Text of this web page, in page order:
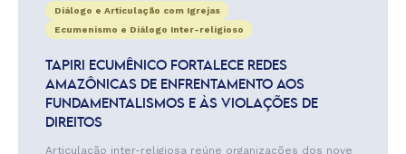
Diálogo e Articulação com Igrejas
Ecumenismo e Diálogo Inter-religioso
TAPIRI ECUMÊNICO FORTALECE REDES
AMAZÔNICAS DE ENFRENTAMENTO AOS
FUNDAMENTALISMOS E ÀS VIOLAÇÕES DE
DIREITOS
Articulação inter-religiosa reúne organizações dos nove